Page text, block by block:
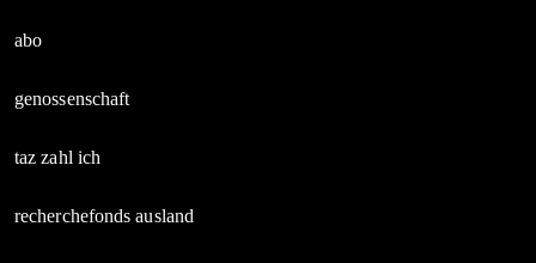
abo
genossenschaft
taz zahl ich
recherchefonds ausland